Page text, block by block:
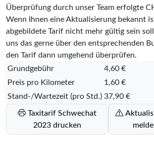
Überprüfung durch unser Team erfolgte
Wenn Ihnen eine Aktualisierung bekannt
abgebildete Tarif nicht mehr gültig sein
uns das gerne über den entsprechenden
den Tarif dann umgehend überprüfen.
Grundgebühr
4,60 €
Preis pro Kilometer
1,60 €
Stand-/Wartezeit (pro Std.) 37,90 €
Taxitarif Schwechat
2023 drucken
Aktualisierung